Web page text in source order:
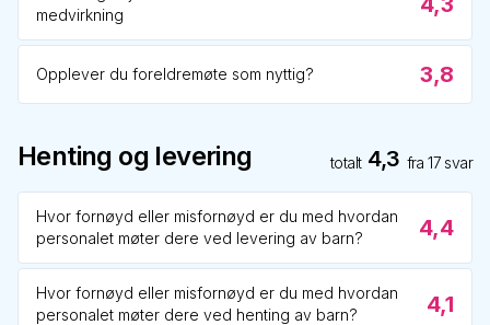
medvirkning
Opplever du foreldremøte som nyttig? 3,8
Henting og levering totalt 4,3 fra17 svar
Hvor fornøyd eller misfornøyd er du med hvordan
personalet møter dere ved levering av barn?
4,4
Hvor fornøyd eller misfornøyd er du med hvordan
personalet møter dere ved henting av barn?
4,1